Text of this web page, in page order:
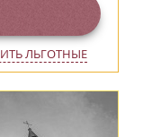
ЛЬГОТНЫЕ